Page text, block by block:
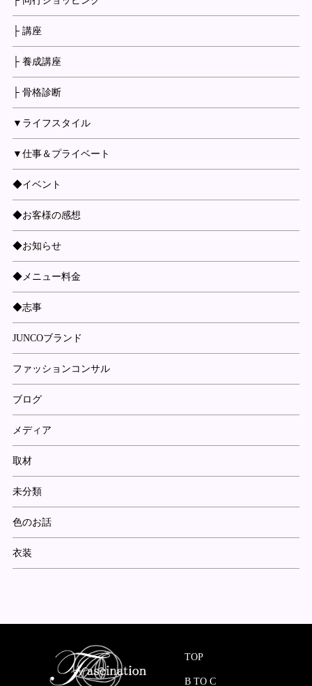
├ 講座
├ 養成講座
├ 骨格診断
▼ライフスタイル
▼仕事＆プライベート
◆イベント
◆お客様の感想
◆お知らせ
◆メニュー料金
◆志事
JUNCOブランド
ファッションコンサル
ブログ
メディア
取材
未分類
色のお話
衣装
TOP
B TO C